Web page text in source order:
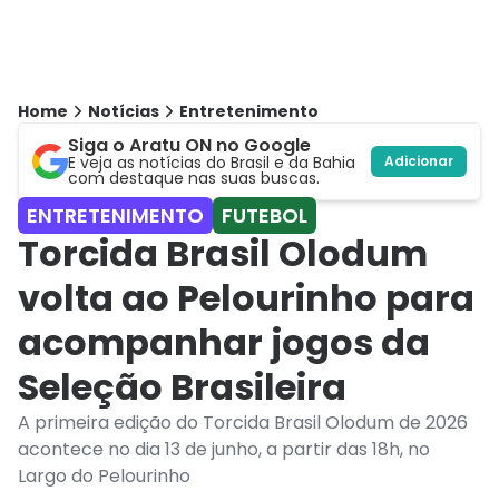
Home Notícias Entretenimento
Siga o Aratu ON no Google
E veja as notícias do Brasil e da Bahia
com destaque nas suas buscas.
Adicionar
ENTRETENIMENTO FUTEBOL
Torcida Brasil Olodum
volta ao Pelourinho para
acompanhar jogos da
Seleção Brasileira
A primeira edição do Torcida Brasil Olodum de 2026
acontece no dia 13 de junho, a partir das 18h, no
Largo do Pelourinho